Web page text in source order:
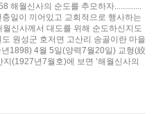
해월신사의 순도를 추모하자.............
일이 끼어있고 교회적으로 행사하는
신사께서 대도를 위해 순도하신지도
원성군 호저면 고산리 송골이란 마을
1898) 4월 5일(양력7월20일) 교형(絞
(1927년7월호)에 보면 ‘해월신사의